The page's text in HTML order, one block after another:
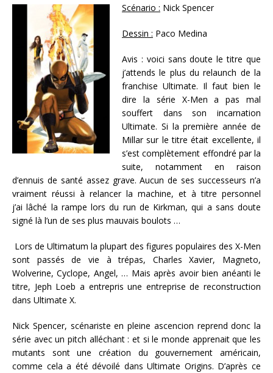
Scénario : Nick Spencer
Dessin : Paco Medina
Avis : voici sans doute le titre que
j’attends le plus du relaunch de la
franchise Ultimate. Il faut bien le
dire la série X-Men a pas mal
souffert dans son incarnation
Ultimate. Si la première année de
Millar sur le titre était excellente, il
s’est complètement effondré par la
suite, notamment en raison
d’ennuis de santé assez grave. Aucun de ses successeurs n’a
vraiment réussi à relancer la machine, et à titre personnel
j’ai lâché la rampe lors du run de Kirkman, qui a sans doute
signé là l’un de ses plus mauvais boulots …
Lors de Ultimatum la plupart des figures populaires des X-Men
sont passés de vie à trépas, Charles Xavier, Magneto,
Wolverine, Cyclope, Angel, … Mais après avoir bien anéanti le
titre, Jeph Loeb a entrepris une entreprise de reconstruction
dans Ultimate X.
Nick Spencer, scénariste en pleine ascencion reprend donc la
série avec un pitch alléchant : et si le monde apprenait que les
mutants sont une création du gouvernement américain,
comme cela a été dévoilé dans Ultimate Origins. D’après ce